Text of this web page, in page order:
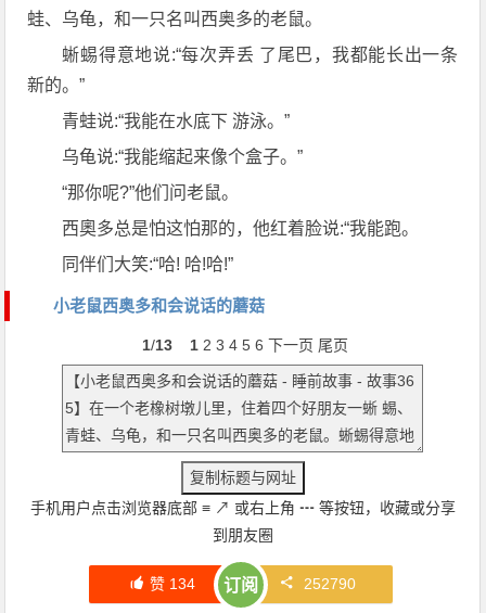
蛙、乌龟，和一只名叫西奥多的老鼠。
蜥蜴得意地说:“每次弄丢 了尾巴，我都能长出一条
新的。”
青蛙说:“我能在水底下 游泳。”
乌龟说:“我能缩起来像个盒子。”
“那你呢?”他们问老鼠。
西奧多总是怕这怕那的，他红着脸说:“我能跑。
同伴们大笑:“哈! 哈!哈!”
小老鼠西奥多和会说话的蘑菇
1/13 1 2 3 4 5 6 下一页 尾页
手机用户点击浏览器底部 ≡ ↗ 或右上角 ┅ 等按钮，收藏或分享
到朋友圈
赞 134 订阅 252790